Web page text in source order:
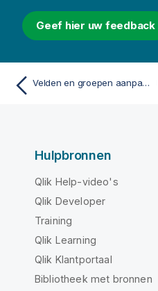
Geef hier uw feedback
Velden en groepen aanpassen
Hulpbronnen
Qlik Help-video's
Qlik Developer
Training
Qlik Learning
Qlik Klantportaal
Bibliotheek met bronnen